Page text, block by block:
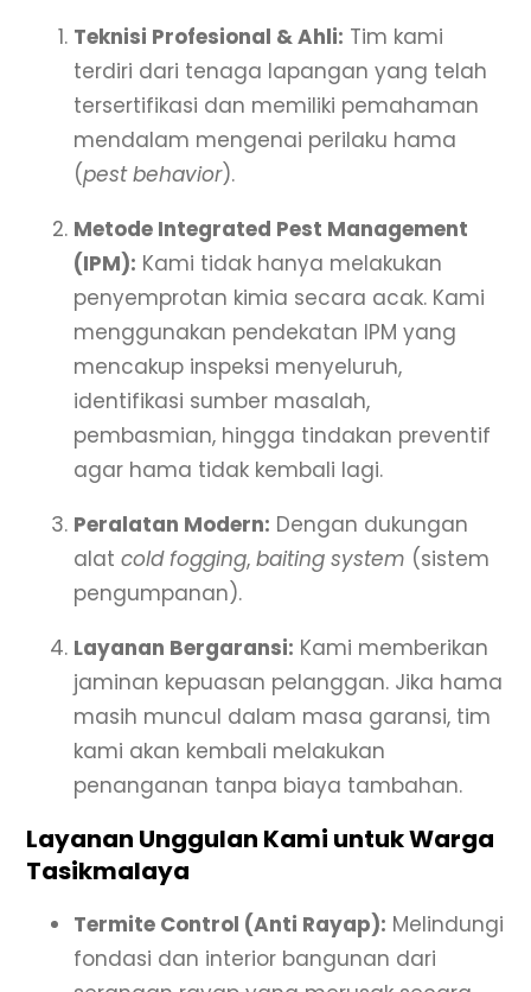
Teknisi Profesional & Ahli: Tim kami
terdiri dari tenaga lapangan yang telah
tersertifikasi dan memiliki pemahaman
mendalam mengenai perilaku hama
(pest behavior).
Metode Integrated Pest Management
(IPM): Kami tidak hanya melakukan
penyemprotan kimia secara acak. Kami
menggunakan pendekatan IPM yang
mencakup inspeksi menyeluruh,
identifikasi sumber masalah,
pembasmian, hingga tindakan preventif
agar hama tidak kembali lagi.
Peralatan Modern: Dengan dukungan
alatcold fogging,baiting system (sistem
pengumpanan).
Layanan Bergaransi: Kami memberikan
jaminan kepuasan pelanggan. Jika hama
masih muncul dalam masa garansi, tim
kami akan kembali melakukan
penanganan tanpa biaya tambahan.
Layanan Unggulan Kami untuk Warga
Tasikmalaya
Termite Control (Anti Rayap): Melindungi
fondasi dan interior bangunan dari